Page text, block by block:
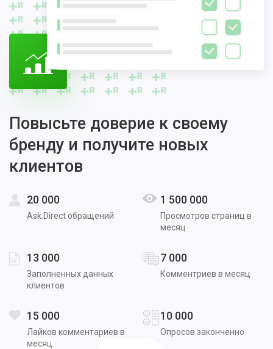
Повысьте доверие к своему
бренду и получите новых
клиентов
20 000
Ask.Direct обращений
1 500 000
Просмотров страниц в
месяц
13 000
Заполненных данных
клиентов
7 000
Комментриев в месяц
15 000
Лайков комментариев в
месяц
10 000
Опросов законченно